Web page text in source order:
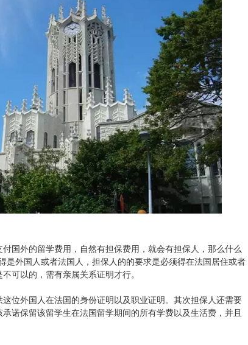
国外的留学费用，自然有担保费用，就会有担保人，那么什么
是外国人或者法国人，担保人的的要求是必须得在法国居住或者
可以的，需有亲属关系证明才行。
位外国人在法国的身份证明以及职业证明。其次担保人还需要
诺保留该留学生在法国留学期间的所有学费以及生活费，并且